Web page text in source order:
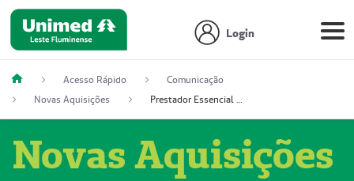
Login
Acesso Rápido
Comunicação
Novas Aquisições
Prestador Essencial Gestão em Saúde Ereli (51004354-7)
Novas Aquisições